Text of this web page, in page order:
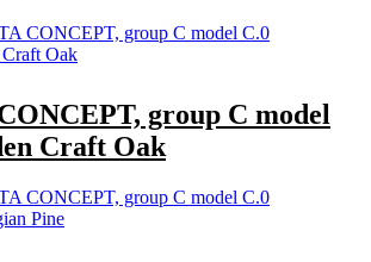
group C model
Craft Oak